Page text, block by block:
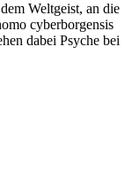
Weltgeist, an die
cyberborgensis
dabei Psyche bei